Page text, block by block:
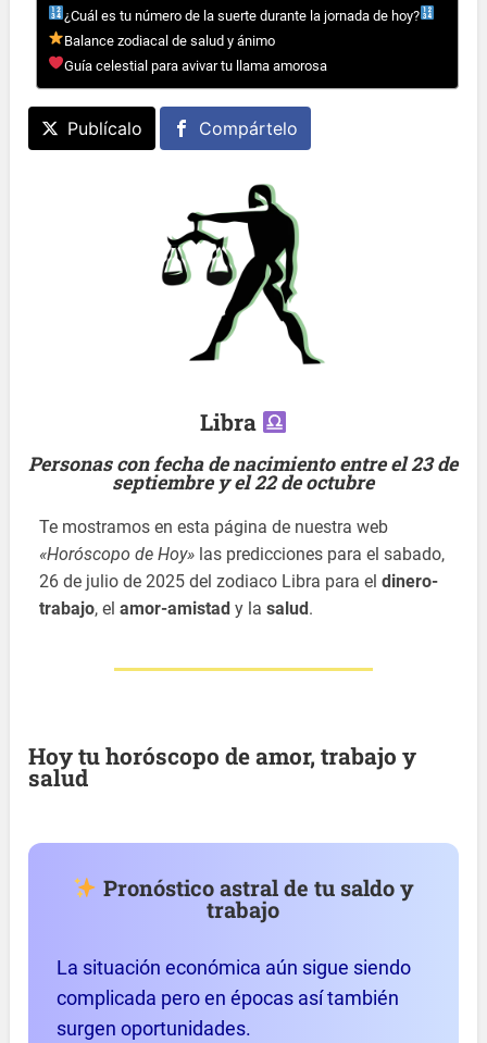
¿Cuál es tu número de la suerte durante la jornada de hoy?
Balance zodiacal de salud y ánimo
Guía celestial para avivar tu llama amorosa
Publícalo Compártelo
Libra
Personas con fecha de nacimiento entre el 23 de
septiembre y el 22 de octubre
Te mostramos en esta página de nuestra web
«Horóscopo de Hoy» las predicciones para el sabado,
26 de julio de 2025 del zodiaco Libra para eldinero-
trabajo, elamor-amistad y lasalud .
Hoy tu horóscopo de amor, trabajo y
salud
Pronóstico astral de tu saldo y
trabajo
La situación económica aún sigue siendo
complicada pero en épocas así también
surgen oportunidades.